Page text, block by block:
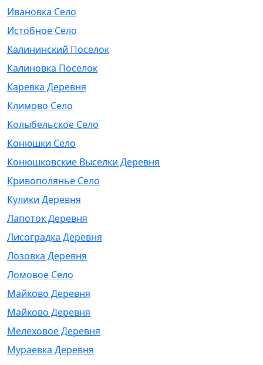
Ивановка Село
Истобное Село
Калининский Поселок
Калиновка Поселок
Каревка Деревня
Климово Село
Колыбельское Село
Конюшки Село
Конюшковские Выселки Деревня
Кривополянье Село
Кулики Деревня
Лапоток Деревня
Лисоградка Деревня
Лозовка Деревня
Ломовое Село
Майково Деревня
Майково Деревня
Мелеховое Деревня
Мураевка Деревня